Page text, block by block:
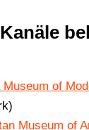
Museum of
Museum of